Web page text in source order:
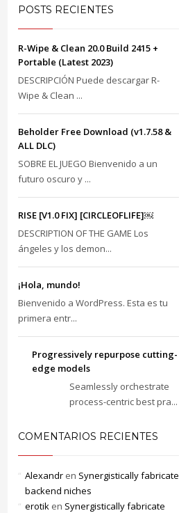
SHOWROOM HOURS
Sat - 9:00AM-5:00PM
Sundays by appointment only!
POSTS RECIENTES
R-Wipe & Clean 20.0 Build 2415 +
Portable (Latest 2023)
DESCRIPCIÓN Puede descargar R-
Wipe & Clean ...
Beholder Free Download (v1.7.58 &
ALL DLC)
SOBRE EL JUEGO Bienvenido a un
futuro oscuro y ...
RISE [V1.0 FIX] [CIRCLEOFLIFE]￼
DESCRIPTION OF THE GAME Los
ángeles y los demon...
¡Hola, mundo!
Bienvenido a WordPress. Esta es tu
primera entr...
Progressively repurpose cutting-
edge models
Seamlessly orchestrate
process-centric best pra...
COMENTARIOS RECIENTES
Alexandren Synergistically fabricate
backend niches
erotiken Synergistically fabricate